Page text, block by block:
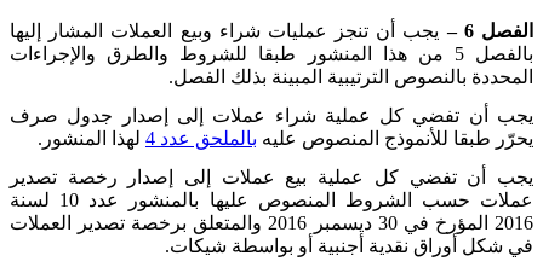
الفصل 6 –
يجب أن تنجز عمليات شراء وبيع العملات المشار إليها
بالفصل 5 من هذا المنشور طبقا للشروط والطرق والإجراءات
المحددة بالنصوص الترتيبية المبينة بذلك الفصل.
يجب أن تفضي كل عملية شراء عملات إلى إصدار جدول صرف
يحرّر طبقا للأنموذج المنصوص عليه بالملحق عدد 4 لهذا المنشور .
يجب أن تفضي كل عملية بيع عملات إلى إصدار رخصة تصدير
عملات حسب الشروط المنصوص عليها بالمنشور عدد 10 لسنة
2016 المؤرخ في 30 ديسمبر 2016 والمتعلق برخصة تصدير العملات
في شكل أوراق نقدية أجنبية أو بواسطة شيكات.